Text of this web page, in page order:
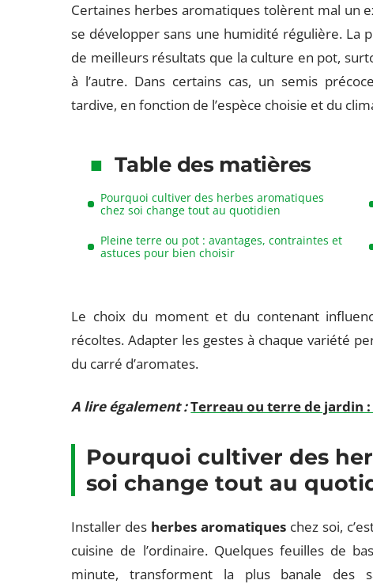
Certaines herbes aromatiques tolèrent mal un
se développer sans une humidité régulière. La
de meilleurs résultats que la culture en pot,
à l’autre. Dans certains cas, un semis
tardive, en fonction de l’espèce choisie et du
Table des matières
Pourquoi cultiver des herbes aromatiques
chez soi change tout au quotidien
Pleine terre ou pot : avantages, contraintes et
astuces pour bien choisir
Le choix du moment et du contenant
récoltes. Adapter les gestes à chaque variété
du carré d’aromates.
A lire également :Terreau ou terre de jardin
Pourquoi cultiver des
soi change tout au
Installer des herbes aromatiques chez soi,
cuisine de l’ordinaire. Quelques feuilles de
minute, transforment la plus banale des